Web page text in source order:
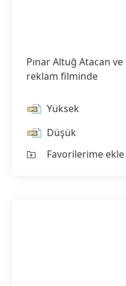
Pınar Altuğ Atacan ve
reklam filminde
Yüksek
Düşük
Favorilerime ekle